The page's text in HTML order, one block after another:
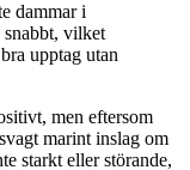
dammar i
snabbt, vilket
upptag utan
men eftersom
marint inslag om
starkt eller störande,